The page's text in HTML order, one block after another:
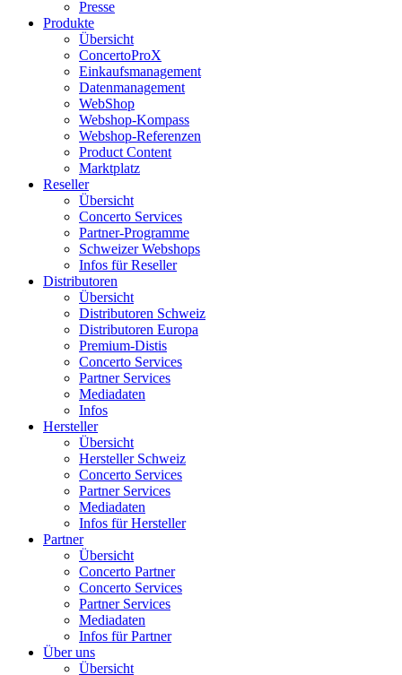
Presse
Produkte
Übersicht
ConcertoProX
Einkaufsmanagement
Datenmanagement
WebShop
Webshop-Kompass
Webshop-Referenzen
Product Content
Marktplatz
Reseller
Übersicht
Concerto Services
Partner-Programme
Schweizer Webshops
Infos für Reseller
Distributoren
Übersicht
Distributoren Schweiz
Distributoren Europa
Premium-Distis
Concerto Services
Partner Services
Mediadaten
Infos
Hersteller
Übersicht
Hersteller Schweiz
Concerto Services
Partner Services
Mediadaten
Infos für Hersteller
Partner
Übersicht
Concerto Partner
Concerto Services
Partner Services
Mediadaten
Infos für Partner
Über uns
Übersicht